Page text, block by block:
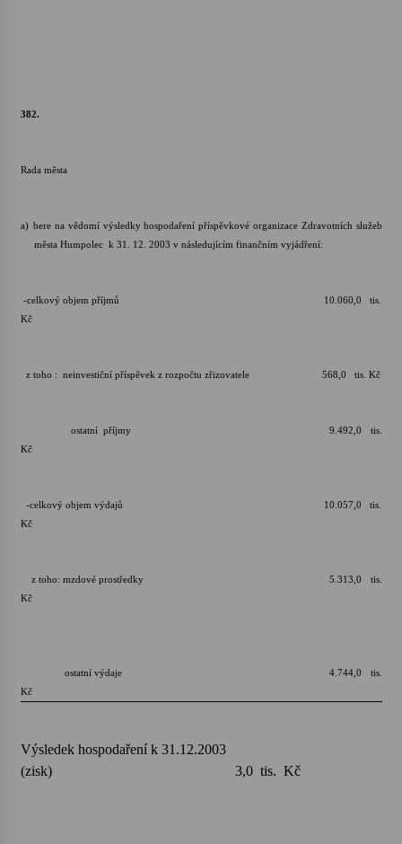
382.
Rada města
a) bere na vědomí výsledky hospodaření příspěvkové organizace Zdravotních služeb
města Humpolec k 31. 12. 2003 v následujícím finančním vyjádření:
-celkový objem příjmů 10.060,0 tis.
Kč
z toho : neinvestiční příspěvek z rozpočtu zřizovatele 568,0 tis. Kč
ostatní příjmy 9.492,0 tis.
Kč
-celkový objem výdajů 10.057,0 tis.
Kč
z toho: mzdové prostředky 5.313,0 tis.
Kč
ostatní výdaje 4.744,0 tis.
Kč
Výsledek hospodaření k 31.12.2003
(zisk) 3,0 tis. Kč